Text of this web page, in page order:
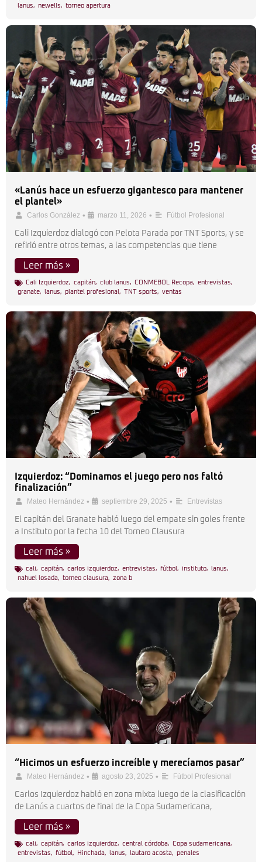
lanus, newells, torneo apertura
«Lanús hace un esfuerzo gigantesco para mantener
el plantel»
Carlos González • marzo 11, 2026 • Fútbol Profesional
Cali Izquierdoz dialogó con Pelota Parada por TNT Sports, y se
refirió entre otros temas, a las competencias que tiene
Leer más »
Cali Izquierdoz, capitán, club lanus, CONMEBOL Recopa, entrevistas,
granate, lanus, plantel profesional , TNT sports, ventas
Izquierdoz: “Dominamos el juego pero nos faltó
finalización”
Mateo Hernández • septiembre 29, 2025 • Entrevistas
El capitán del Granate habló luego del empate sin goles frente
a Instituto por la fecha 10 del Torneo Clausura
Leer más »
cali, capitán, carlos izquierdoz, entrevistas, fútbol , instituto, lanus,
nahuel losada, torneo clausura, zona b
“Hicimos un esfuerzo increíble y merecíamos pasar”
Mateo Hernández • agosto 23, 2025 • Fútbol Profesional
Carlos Izquierdoz habló en zona mixta luego de la clasificación
de Lanús a cuartos de final de la Copa Sudamericana,
Leer más »
cali, capitán, carlos izquierdoz, central córdoba, Copa sudamericana,
entrevistas, fútbol , Hinchada, lanus, lautaro acosta, penales